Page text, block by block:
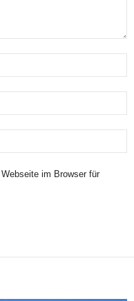
im Browser für